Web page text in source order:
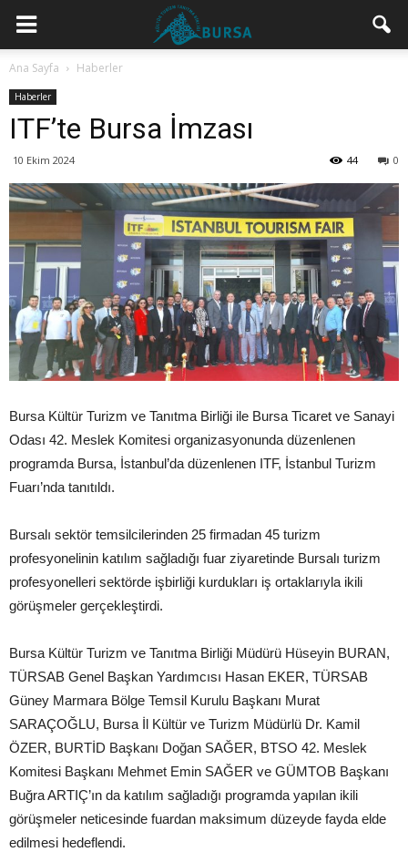
Ana Sayfa Haberler
Haberler
ITF’te Bursa İmzası
10 Ekim 2024 0
44
Bursa Kültür Turizm ve Tanıtma Birliği ile Bursa Ticaret ve Sanayi
Odası 42. Meslek Komitesi organizasyonunda düzenlenen
programda Bursa, İstanbul’da düzenlenen ITF, İstanbul Turizm
Fuarı’nda tanıtıldı.
Bursalı sektör temsilcilerinden 25 firmadan 45 turizm
profesyonelinin katılım sağladığı fuar ziyaretinde Bursalı turizm
profesyonelleri sektörde işbirliği kurdukları iş ortaklarıyla ikili
görüşmeler gerçekleştirdi.
Bursa Kültür Turizm ve Tanıtma Birliği Müdürü Hüseyin BURAN,
TÜRSAB Genel Başkan Yardımcısı Hasan EKER, TÜRSAB
Güney Marmara Bölge Temsil Kurulu Başkanı Murat
SARAÇOĞLU, Bursa İl Kültür ve Turizm Müdürlü Dr. Kamil
ÖZER, BURTİD Başkanı Doğan SAĞER, BTSO 42. Meslek
Komitesi Başkanı Mehmet Emin SAĞER ve GÜMTOB Başkanı
Buğra ARTIÇ’ın da katılım sağladığı programda yapılan ikili
görüşmeler neticesinde fuardan maksimum düzeyde fayda elde
edilmesi hedeflendi.